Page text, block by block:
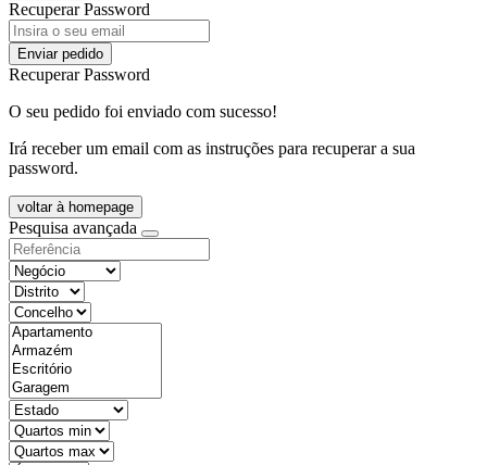
Recuperar Password
Enviar pedido
Recuperar Password
O seu pedido foi enviado com sucesso!
Irá receber um email com as instruções para recuperar a sua
password.
voltar à homepage
Pesquisa avançada